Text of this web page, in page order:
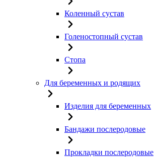
Коленный сустав
Голеностопный сустав
Стопа
Для беременных и родящих
Изделия для беременных
Бандажи послеродовые
Прокладки послеродовые